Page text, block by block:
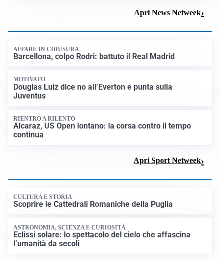
Apri News Netweek
AFFARE IN CHIUSURA
Barcellona, colpo Rodri: battuto il Real Madrid
MOTIVATO
Douglas Luiz dice no all’Everton e punta sulla
Juventus
RIENTRO A RILENTO
Alcaraz, US Open lontano: la corsa contro il tempo
continua
Apri Sport Netweek
CULTURA E STORIA
Scoprire le Cattedrali Romaniche della Puglia
ASTRONOMIA, SCIENZA E CURIOSITÀ
Eclissi solare: lo spettacolo del cielo che affascina
l’umanità da secoli